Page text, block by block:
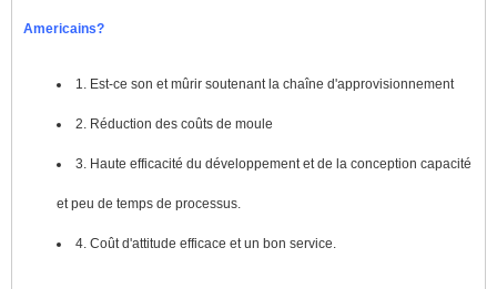
Americains?
1. Est-ce son et mûrir soutenant la chaîne d'approvisionnement
2. Réduction des coûts de moule
3. Haute efficacité du développement et de la conception capacité
et peu de temps de processus.
4. Coût d'attitude efficace et un bon service.